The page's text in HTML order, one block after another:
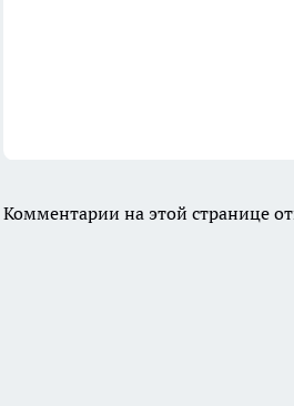
Комментарии на этой странице